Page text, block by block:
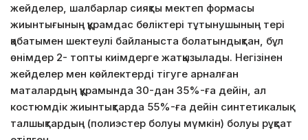
жейделер, шалбарлар сияқты мектеп формасы
жиынтығының құрамдас бөліктері тұтынушының тері
қабатымен шектеулі байланыста болатындықтан, бұл
өнімдер 2- топты киімдерге жатқызылады. Негізінен
жейделер мен көйлектерді тігуге арналған
маталардың құрамында 30-дан 35%-ға дейін, ал
костюмдік жиынтықтарда 55%-ға дейін синтетикалық
талшықтардың (полиэстер болуы мүмкін) болуы рұқсат